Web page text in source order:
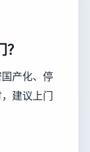
产化、停
建议上门